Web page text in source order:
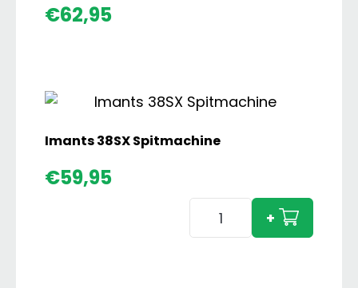
€62,95
Imants 38SX Spitmachine
€59,95
Imants
38SX
+